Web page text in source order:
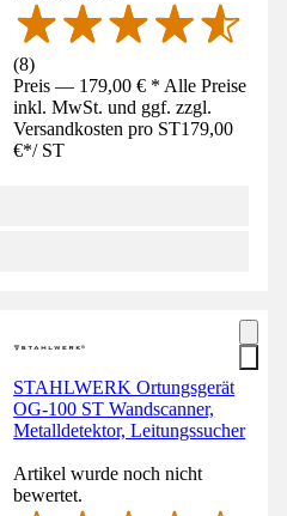
(8)
Preis — 179,00 € * Alle Preise
inkl. MwSt. und ggf. zzgl.
Versandkosten pro ST179,00
€*/ ST
STAHLWERK Ortungsgerät
OG-100 ST Wandscanner,
Metalldetektor, Leitungssucher
Artikel wurde noch nicht
bewertet.